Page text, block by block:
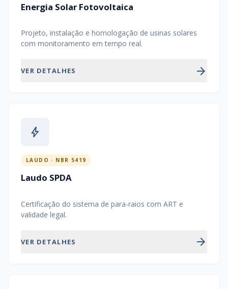
Energia Solar Fotovoltaica
Projeto, instalação e homologação de usinas solares
com monitoramento em tempo real.
VER DETALHES arrow_forward
bolt
LAUDO · NBR 5419
Laudo SPDA
Certificação do sistema de para-raios com ART e
validade legal.
VER DETALHES arrow_forward